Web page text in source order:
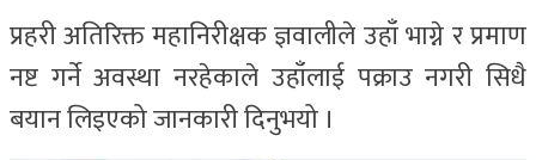
प्रहरी अतिरिक्त महानिरीक्षक ज्ञवालीले उहाँ भाग्ने र प्रमाण
नष्ट गर्ने अवस्था नरहेकाले उहाँलाई पक्राउ नगरी सिधै
बयान लिइएको जानकारी दिनुभयो ।